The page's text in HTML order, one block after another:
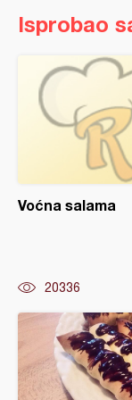
Isprobao
Voćna salama
20336